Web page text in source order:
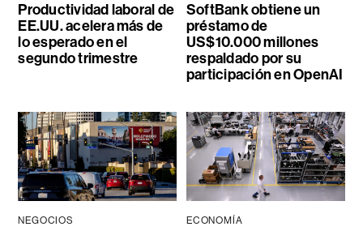
Productividad laboral de
EE.UU. acelera más de
lo esperado en el
segundo trimestre
SoftBank obtiene un
préstamo de
US$10.000 millones
respaldado por su
participación en OpenAI
NEGOCIOS ECONOMÍA